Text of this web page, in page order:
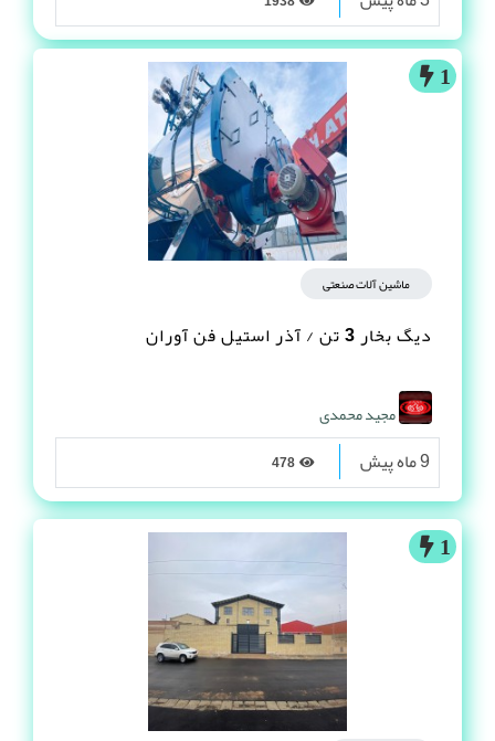
1
ماشین آلات صنعتی
دیگ بخار 3 تن / آذر استیل فن آوران
مجید محمدی
9 ماه پیش
1